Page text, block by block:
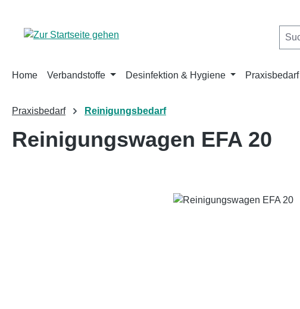
Home Verbandstoffe Desinfektion & Hygiene Praxisbedarf
Praxisbedarf Reinigungsbedarf
Reinigungswagen EFA 20